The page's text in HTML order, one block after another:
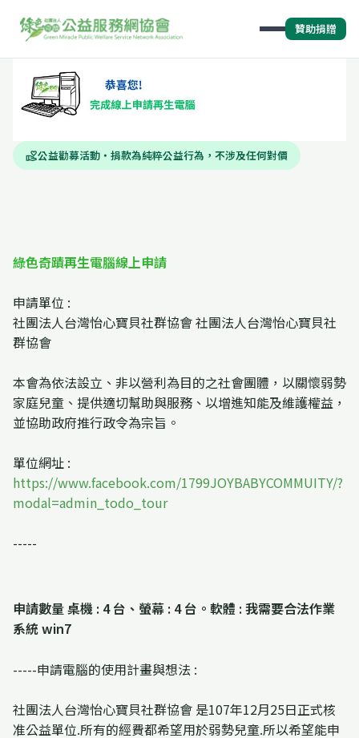
贊助捐贈
volunteer_activism公益勸募活動・捐款為純粹公益行為，不涉及任何對價
綠色奇蹟再生電腦線上申請
申請單位 :
社團法人台灣怡心寶貝社群協會 社團法人台灣怡心寶貝社
群協會
本會為依法設立、非以營利為目的之社會團體，以關懷弱勢
家庭兒童、提供適切幫助與服務、以增進知能及維護權益，
並協助政府推行政令為宗旨。
單位網址 :
https://www.facebook.com/1799JOYBABYCOMMUITY/?
modal=admin_todo_tour
-----
申請數量 桌機 : 4 台、螢幕 : 4 台。軟體 : 我需要合法作業
系統 win7
-----申請電腦的使用計畫與想法 :
社團法人台灣怡心寶貝社群協會 是107年12月25日正式核
准公益單位.所有的經費都希望用於弱勢兒童.所以希望能申